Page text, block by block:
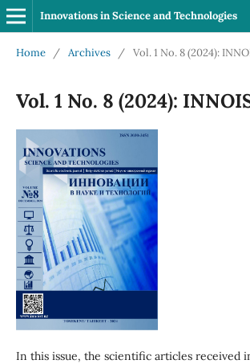
Innovations in Science and Technologies
Home / Archives / Vol. 1 No. 8 (2024):
Vol. 1 No. 8 (2024):
In this issue, the scientific articles received